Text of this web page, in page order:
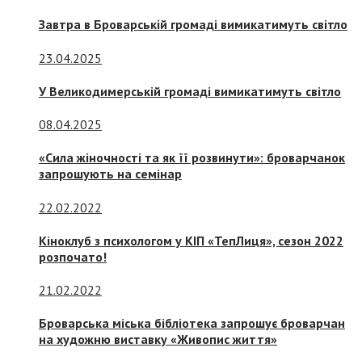
Завтра в Броварській громаді вимикатимуть світло
23.04.2025
У Великодимерській громаді вимикатимуть світло
08.04.2025
«Сила жіночності та як її розвинути»: броварчанок
запрошують на семінар
22.02.2022
Кіноклуб з психологом у КІП «ТепЛиця», сезон 2022
розпочато!
21.02.2022
Броварська міська бібліотека запрошує броварчан
на художню виставку «Живопис життя»